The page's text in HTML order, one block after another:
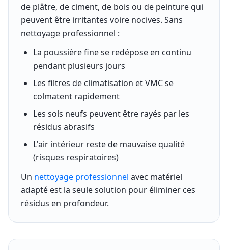
de plâtre, de ciment, de bois ou de peinture qui
peuvent être irritantes voire nocives. Sans
nettoyage professionnel :
La poussière fine se redépose en continu
pendant plusieurs jours
Les filtres de climatisation et VMC se
colmatent rapidement
Les sols neufs peuvent être rayés par les
résidus abrasifs
L'air intérieur reste de mauvaise qualité
(risques respiratoires)
Un nettoyage professionnel avec matériel
adapté est la seule solution pour éliminer ces
résidus en profondeur.